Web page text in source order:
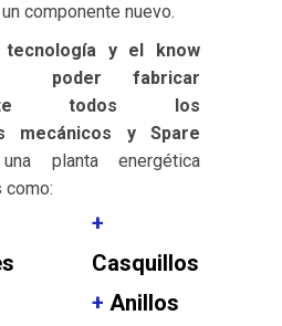
componente nuevo.
tecnología y el know
poder fabricar
todos los
mecánicos y Spare
planta energética
como:
+
Casquillos
+ Anillos